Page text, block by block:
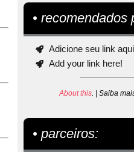
• recomendados
Adicione seu link
Add your link here!
About this. | Saiba
• parceiros: